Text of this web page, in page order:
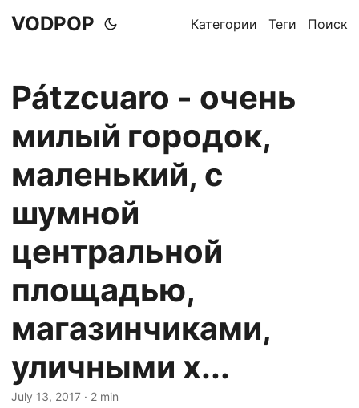
VODPOP Категории Теги Поиск
Pátzcuaro - очень
милый городок,
маленький, с
шумной
центральной
площадью,
магазинчиками,
уличными х...
July 13, 2017 · 2 min